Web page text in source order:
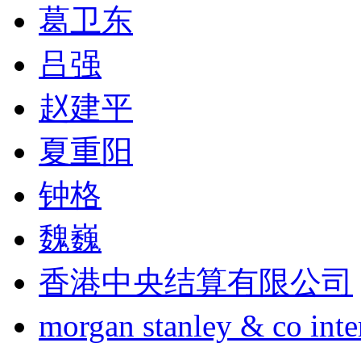
葛卫东
吕强
赵建平
夏重阳
钟格
魏巍
香港中央结算有限公司
morgan stanley & co